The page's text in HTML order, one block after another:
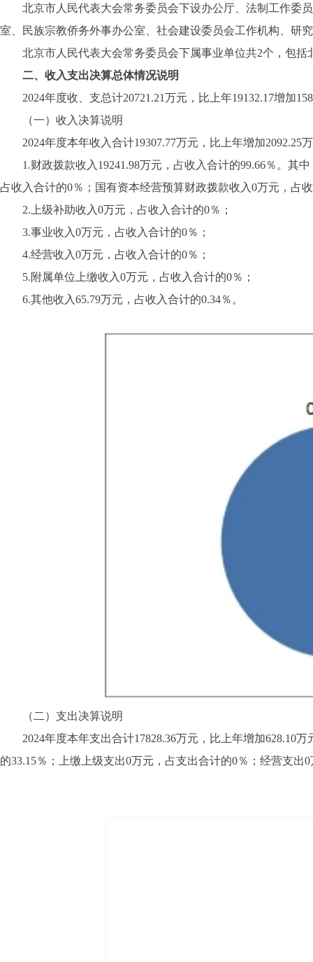
北京市人民代表大会常务委员会下设办公厅、法制工作委员
室、民族宗教侨务外事办公室、社会建设委员会工作机构、研
北京市人民代表大会常务委员会下属事业单位共2个，包括
二、收入支出决算总体情况说明
2024年度收、支总计20721.21万元，比上年19132.17增加
（一）收入决算说明
2024年度本年收入合计19307.77万元，比上年增加2092.25
1.财政拨款收入19241.98万元，占收入合计的99.66％。其中
占收入合计的0％；国有资本经营预算财政拨款收入0万元，占
2. 上级补助收入0万元，占收入合计的0％；
3.事业收入0万元，占收入合计的0％；
4.经营收入0万元，占收入合计的0％；
5.附属单位上缴收入0万元，占收入合计的0％；
6.其他收入65.79万元，占收入合计的0.34％。
（二）支出决算说明
2024年度本年支出合计17828.36万元，比上年增加628.10万
的33.15％；上缴上级支出0万元，占支出合计的0％；经营支